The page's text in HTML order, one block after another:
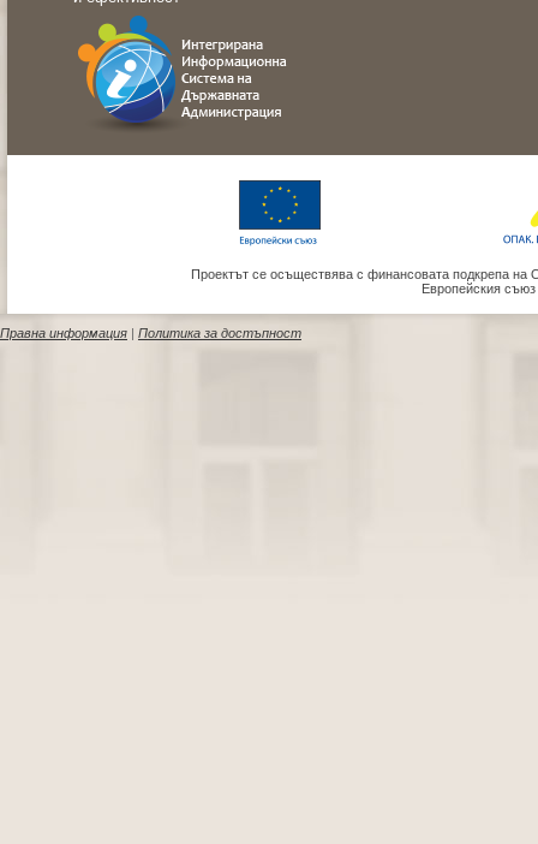
Проектът се осъществява с финансовата подкрепа на
Европейския
Правна информация | Политика за достъпност